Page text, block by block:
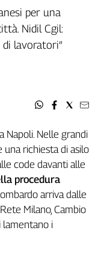
per una
Nidil Cgil:
di lavoratori”
Napoli. Nelle grandi
una richiesta di asilo
code davanti alle
procedura
arriva dalle
Milano, Cambio
lamentano i